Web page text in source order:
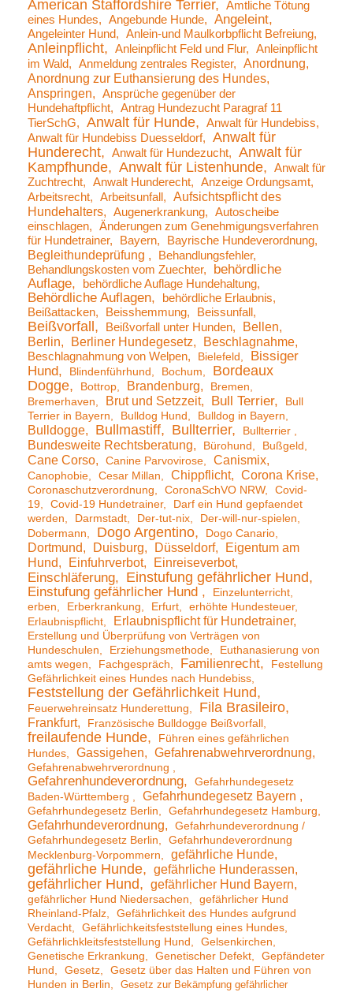
American Staffordshire Terrier
Amtliche Tötung
eines Hundes
Angebunde Hunde Angeleint
Angeleinter Hund Anlein-und Maulkorbpflicht Befreiung
Anleinpflicht Anleinpflicht Feld und Flur
Anleinpflicht
im Wald
Anmeldung zentrales Register
Anordnung
Anordnung zur Euthansierung des Hundes
Anspringen
Ansprüche gegenüber der
Hundehaftpflicht
Antrag Hundezucht Paragraf 11
TierSchG
Anwalt für Hunde
Anwalt für Hundebiss
Anwalt für Hundebiss Duesseldorf
Anwalt für
Hunderecht
Anwalt für Hundezucht
Anwalt für
Kampfhunde
Anwalt für Listenhunde
Anwalt für
Zuchtrecht
Anwalt Hunderecht
Anzeige Ordungsamt
Arbeitsrecht
Arbeitsunfall
Aufsichtspflicht des
Hundehalters
Augenerkrankung
Autoscheibe
einschlagen
Änderungen zum Genehmigungsverfahren
für Hundetrainer
Bayern Bayrische Hundeverordnung
Begleithundeprüfung
Behandlungsfehler
Behandlungskosten vom Zuechter
behördliche
Auflage
behördliche Auflage Hundehaltung
Behördliche Auflagen
behördliche Erlaubnis
Beißattacken
Beisshemmung Beissunfall
Beißvorfall Beißvorfall unter Hunden
Bellen
Berlin
Berliner Hundegesetz Beschlagnahme
Beschlagnahmung von Welpen Bielefeld
Bissiger
Hund
Blindenführhund Bochum
Bordeaux
Dogge
Bottrop Brandenburg
Bremen
Bremerhaven
Brut und Setzzeit Bull Terrier
Bull
Terrier in Bayern
Bulldog Hund Bulldog in Bayern
Bulldogge Bullmastiff Bullterrier Bullterrier
Bundesweite Rechtsberatung Bürohund Bußgeld
Cane Corso Canine Parvovirose Canismix
Canophobie Cesar Millan Chippflicht Corona Krise
Coronaschutzverordnung CoronaSchVO NRW
Covid-
19
Covid-19 Hundetrainer
Darf ein Hund gepfaendet
werden
Darmstadt Der-tut-nix
Der-will-nur-spielen
Dobermann
Dogo Argentino Dogo Canario
Dortmund Duisburg Düsseldorf
Eigentum am
Hund
Einfuhrverbot Einreiseverbot
Einschläferung Einstufung gefährlicher Hund
Einstufung gefährlicher Hund
Einzelunterricht
erben
Erberkrankung Erfurt
erhöhte Hundesteuer
Erlaubnispflicht
Erlaubnispflicht für Hundetrainer
Erstellung und Überprüfung von Verträgen von
Hundeschulen
Erziehungsmethode
Euthanasierung von
amts wegen
Fachgespräch Familienrecht
Festellung
Gefährlichkeit eines Hundes nach Hundebiss
Feststellung der Gefährlichkeit Hund
Feuerwehreinsatz Hunderettung Fila Brasileiro
Frankfurt Französische Bulldogge Beißvorfall
freilaufende Hunde
Führen eines gefährlichen
Hundes
Gassigehen Gefahrenabwehrverordnung
Gefahrenabwehrverordnung
Gefahrenhundeverordnung
Gefahrhundegesetz
Baden-Württemberg
Gefahrhundegesetz Bayern
Gefahrhundegesetz Berlin Gefahrhundegesetz Hamburg
Gefahrhundeverordnung
Gefahrhundeverordnung /
Gefahrhundegesetz Berlin
Gefahrhundeverordnung
Mecklenburg-Vorpommern
gefährliche Hunde
gefährliche Hunde gefährliche Hunderassen
gefährlicher Hund gefährlicher Hund Bayern
gefährlicher Hund Niedersachen
gefährlicher Hund
Rheinland-Pfalz
Gefährlichkeit des Hundes aufgrund
Verdacht
Gefährlichkeitsfeststellung eines Hundes
Gefährlichkleitsfeststellung Hund
Gelsenkirchen
Genetische Erkrankung
Genetischer Defekt
Gepfändeter
Hund
Gesetz
Gesetz über das Halten und Führen von
Hunden in Berlin
Gesetz zur Bekämpfung gefährlicher